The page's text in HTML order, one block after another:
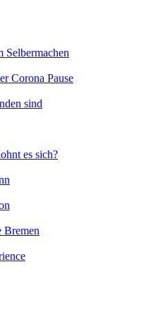
Selbermachen
Corona Pause
sind
es sich?
Bremen